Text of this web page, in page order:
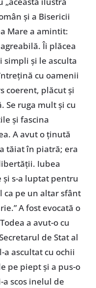
şi a Bisericii
Mare a amintit:
Îi plăcea
simpli şi le asculta
cu oamenii
coerent, plăcut şi
ruga mult şi cu
şi fascina
A avut o ţinută
tăiat în piatră; era
Iubea
s-a luptat pentru
pe un altar sfânt
A fost evocată o
a avut-o cu
de Stat al
a ascultat cu ochii
pe piept şi a pus-o
a scos inelul de